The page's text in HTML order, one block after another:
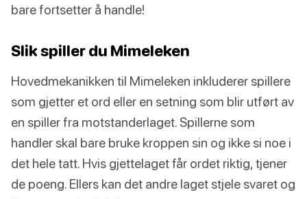
bare fortsetter å handle!
Slik spiller du Mimeleken
Hovedmekanikken til Mimeleken inkluderer spillere
som gjetter et ord eller en setning som blir utført av
en spiller fra motstanderlaget. Spillerne som
handler skal bare bruke kroppen sin og ikke si noe i
det hele tatt. Hvis gjettelaget får ordet riktig, tjener
de poeng. Ellers kan det andre laget stjele svaret og